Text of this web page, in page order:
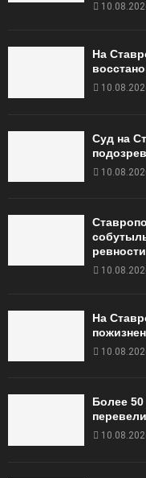
На
Суд на
ревности
На
Более